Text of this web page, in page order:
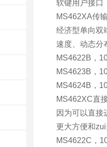
软键用户接口
MS462XA传
经济型单向双
速度、动态分
MS4622B，
MS4623B，
MS4624B，
MS462XC直
因为可以直接
更大方便和
MS4622C，